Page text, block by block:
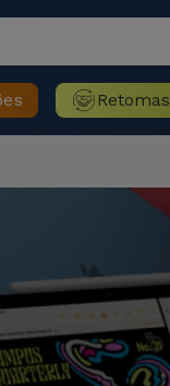
Retomas